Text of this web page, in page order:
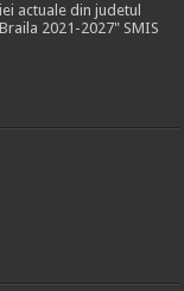
actuale din judetul
2021-2027" SMIS